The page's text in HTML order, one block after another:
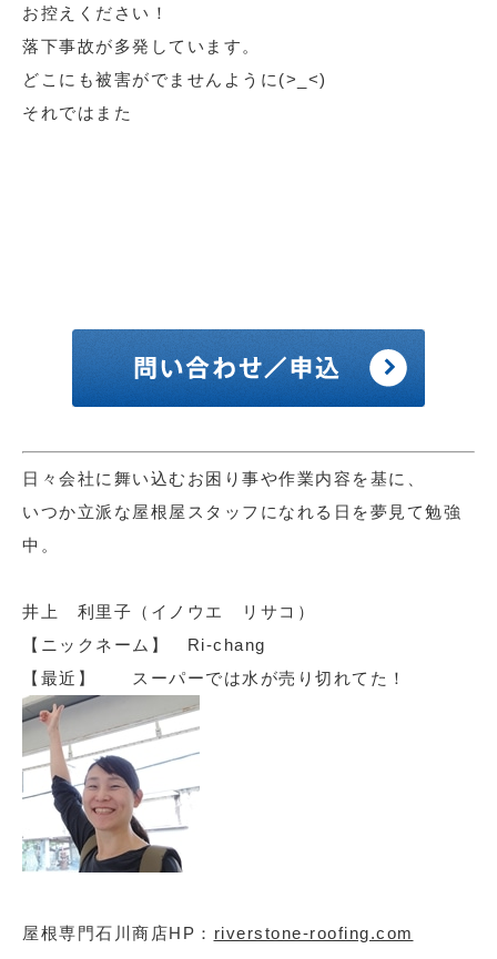
お控えください！
落下事故が多発しています。
どこにも被害がでませんように(>_<)
それではまた
日々会社に舞い込むお困り事や作業内容を基に、
いつか立派な屋根屋スタッフになれる日を夢見て勉強
中。
井上 利里子（イノウエ リサコ）
【ニックネーム】 Ri-chang
【最近】 スーパーでは水が売り切れてた！
屋根専門石川商店HP： riverstone-roofing.com